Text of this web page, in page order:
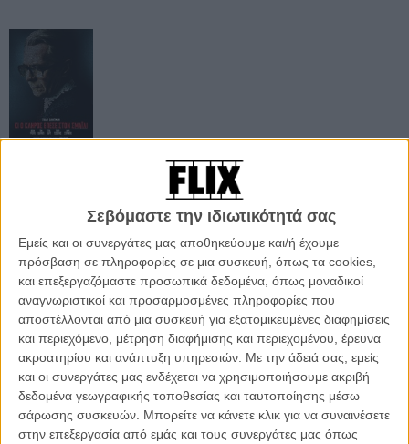
Σεβόμαστε την ιδιωτικότητά σας
Εμείς και οι συνεργάτες μας αποθηκεύουμε και/ή έχουμε
πρόσβαση σε πληροφορίες σε μια συσκευή, όπως τα cookies,
και επεξεργαζόμαστε προσωπικά δεδομένα, όπως μοναδικοί
αναγνωριστικοί και προσαρμοσμένες πληροφορίες που
αποστέλλονται από μια συσκευή για εξατομικευμένες διαφημίσεις
και περιεχόμενο, μέτρηση διαφήμισης και περιεχομένου, έρευνα
ακροατηρίου και ανάπτυξη υπηρεσιών. Με την άδειά σας, εμείς
και οι συνεργάτες μας ενδέχεται να χρησιμοποιήσουμε ακριβή
δεδομένα γεωγραφικής τοποθεσίας και ταυτοποίησης μέσω
σάρωσης συσκευών. Μπορείτε να κάνετε κλικ για να συναινέσετε
στην επεξεργασία από εμάς και τους συνεργάτες μας όπως
ΑΡΘΡΑ
«Tinker, Tailor, Soldier, Spy»: δεύτερο τρέιλερ που… τα
σπάει!
ΝΕΑ /08 ΑΥΓ 2011 / Λήδα Γαλανού
Θόλωσε το μάτι μας! Teaser για το «Red Lights» του
Ροντρίγκο Κόρτες
ΝΕΑ /24 ΣΕΠ 2011/ Γιώργος Κρασσακόπουλος